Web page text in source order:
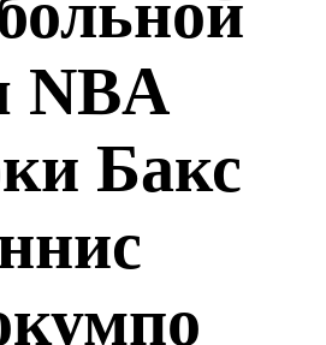
NBA
Бакс